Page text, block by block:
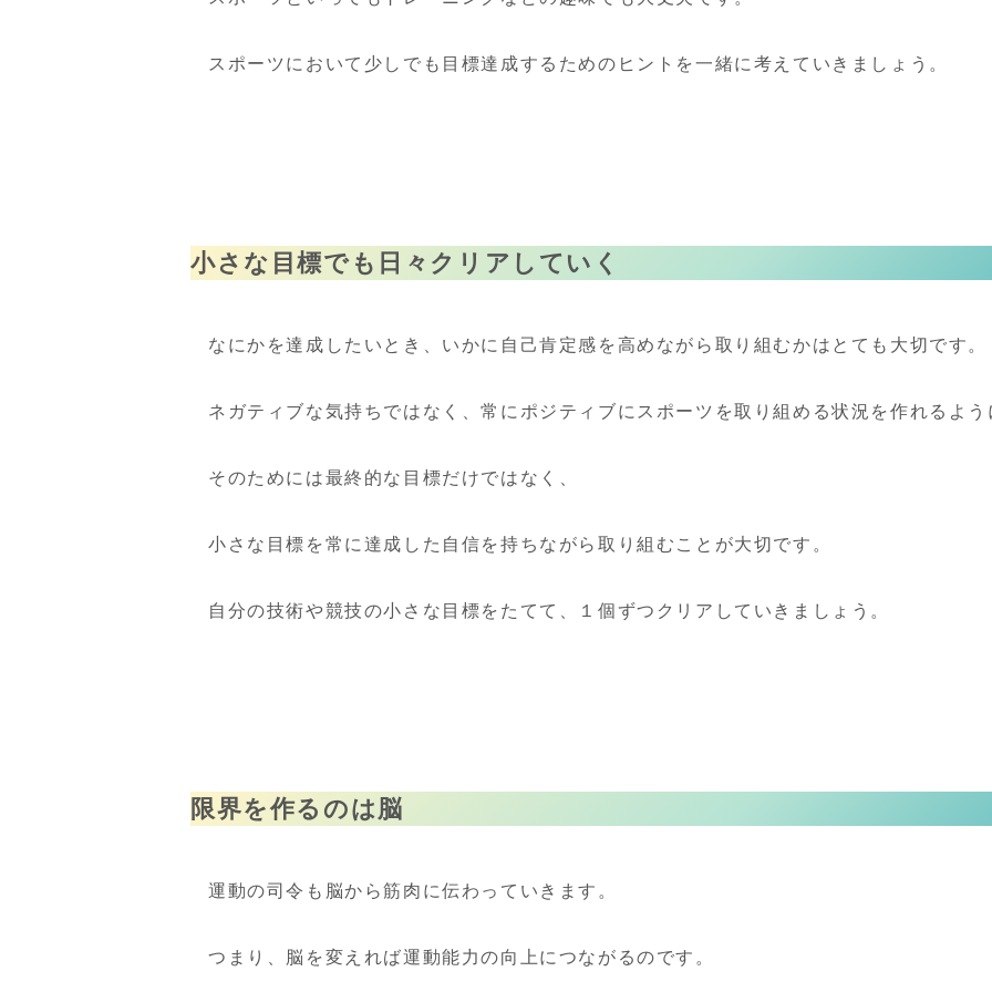
スポーツにおいて少しでも目標達成するためのヒントを一緒に考えていきましょう。
小さな目標でも日々クリアしていく
なにかを達成したいとき、いかに自己肯定感を高めながら取り組むかはとても大切です。
ネガティブな気持ちではなく、常にポジティブにスポーツを取り組める状況を作れるよう
そのためには最終的な目標だけではなく、
小さな目標を常に達成した自信を持ちながら取り組むことが大切です。
自分の技術や競技の小さな目標をたてて、１個ずつクリアしていきましょう。
限界を作るのは脳
運動の司令も脳から筋肉に伝わっていきます。
つまり、脳を変えれば運動能力の向上につながるのです。